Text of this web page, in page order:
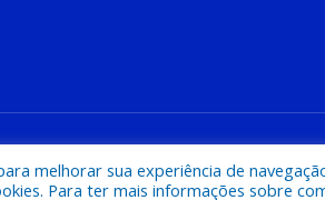
melhorar sua experiência de
Para ter mais informações sobre